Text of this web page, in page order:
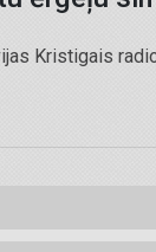
Kristigais